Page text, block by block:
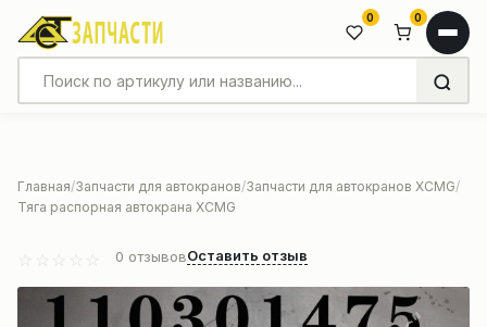
0 0
Главная Запчасти для автокранов Запчасти для автокранов XCMG
Тяга распорная автокрана XCMG
0 отзывовОставить отзыв